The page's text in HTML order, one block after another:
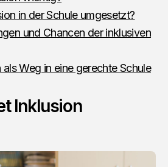
in der Schule umgesetzt?
und Chancen der inklusiven
Weg in eine gerechte Schule
Inklusion